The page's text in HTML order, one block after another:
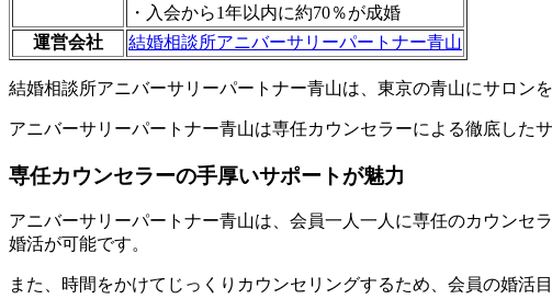
・入会から1年以内に約70％が成婚
運営会社
結婚相談所アニバーサリーパートナー青山
結婚相談所アニバーサリーパートナー青山は、 東京の青山にサロン
アニバーサリーパートナー青山は専任カウンセラーによる徹底した
専任カウンセラーの手厚いサポートが魅力
アニバーサリーパートナー青山は、会員一人一人に専任のカウンセラ
婚活が可能です。
また、時間をかけてじっくりカウンセリングするため、会員の婚活